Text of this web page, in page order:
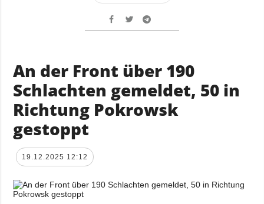
An der Front über 190
Schlachten gemeldet, 50 in
Richtung Pokrowsk
gestoppt
19.12.2025 12:12